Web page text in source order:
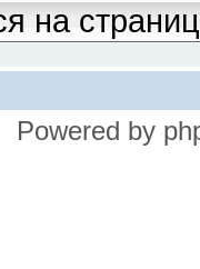
на
Powered by